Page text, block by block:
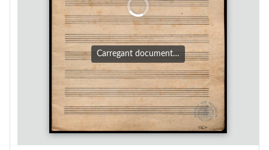
Carregant document…